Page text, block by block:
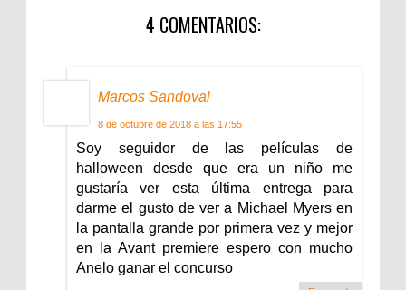
4 COMENTARIOS:
Marcos Sandoval
8 de octubre de 2018 a las 17:55
Soy seguidor de las películas de
halloween desde que era un niño me
gustaría ver esta última entrega para
darme el gusto de ver a Michael Myers en
la pantalla grande por primera vez y mejor
en la Avant premiere espero con mucho
Anelo ganar el concurso